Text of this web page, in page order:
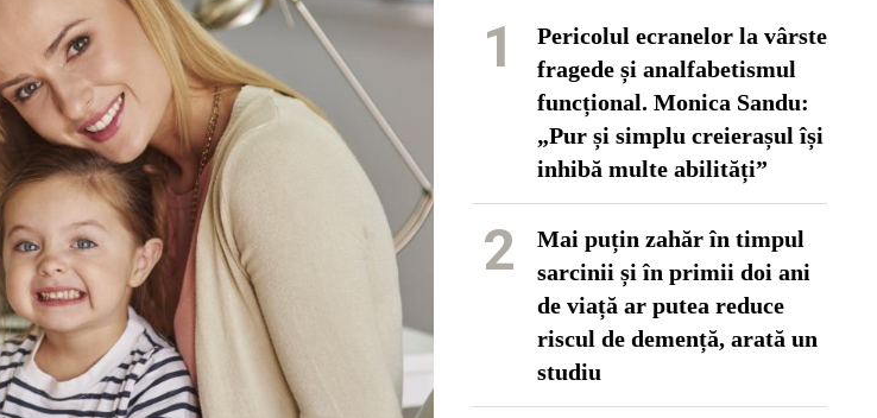
1
Pericolul ecranelor la vârste
fragede și analfabetismul
funcțional. Monica Sandu:
„Pur și simplu creierașul își
inhibă multe abilități”
2
Mai puțin zahăr în timpul
sarcinii și în primii doi ani
de viață ar putea reduce
riscul de demență, arată un
studiu